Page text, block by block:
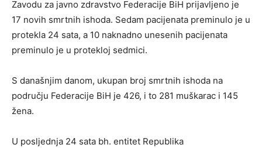
Zavodu za javno zdravstvo Federacije BiH prijavljeno je
17 novih smrtnih ishoda. Sedam pacijenata preminulo je u
protekla 24 sata, a 10 naknadno unesenih pacijenata
preminulo je u protekloj sedmici.
S današnjim danom, ukupan broj smrtnih ishoda na
području Federacije BiH je 426, i to 281 muškarac i 145
žena.
U posljednja 24 sata bh. entitet Republika